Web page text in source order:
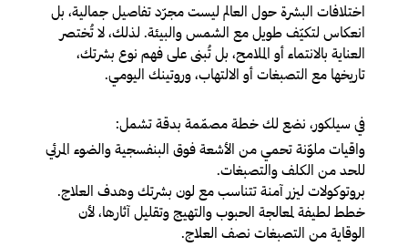
اختلافات البشرة حول العالم ليست مجرّد تفاصيل جمالية، بل
انعكاس لتكيّف طويل مع الشمس والبيئة. لذلك، لا تُختصر
العناية بالانتماء أو الملامح، بل تُبنى على فهم نوع بشرتك،
تاريخها مع التصبغات أو الالتهاب، وروتينك اليومي.
في سيلكور، نضع لك خطة مصمّمة بدقة تشمل:
واقيات ملوّنة تحمي من الأشعة فوق البنفسجية والضوء المرئي
للحد من الكلف والتصبغات.
بروتوكولات ليزر آمنة تتناسب مع لون بشرتك وهدف العلاج.
خطط لطيفة لمعالجة الحبوب والتهيج وتقليل آثارها، لأن
الوقاية من التصبغات نصف العلاج.